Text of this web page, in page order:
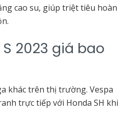
cao su, giúp triệt tiêu hoàn
2023 giá bao
khác trên thị trường. Vespa
trực tiếp với Honda SH khi